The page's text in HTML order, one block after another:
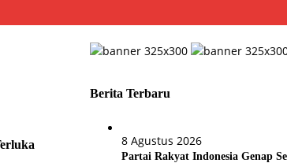
Berita Terbaru
8 Agustus 2026
Partai Rakyat Indonesia Genap